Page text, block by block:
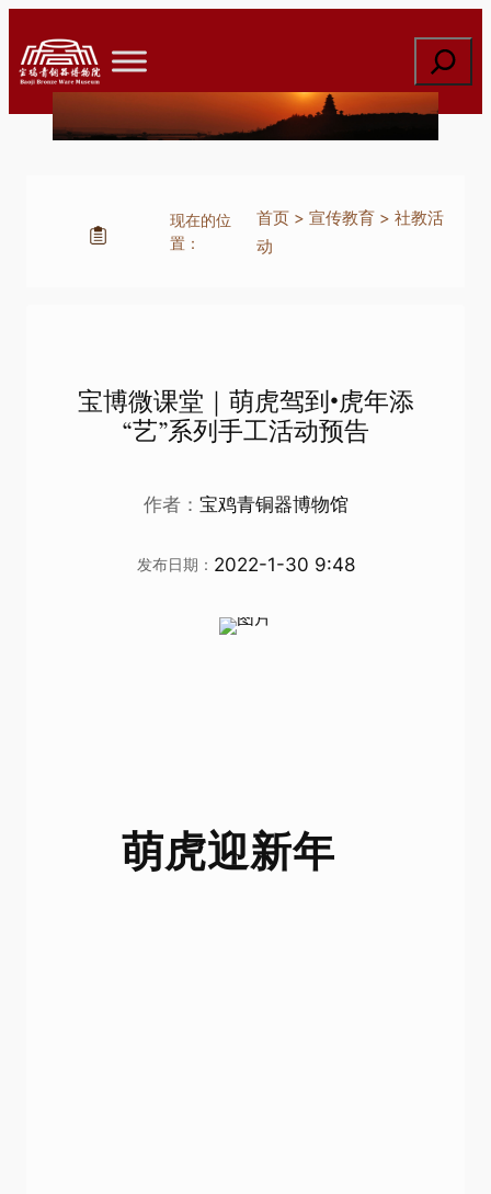
至
内
索
现在的位
置：
首页> 宣传教育> 社教活
动
宝博微课堂｜萌虎驾到•虎年添
“艺”系列手工活动预告
作者： 宝鸡青铜器博物馆
发布日期： 2022-1-30 9:48
萌虎迎新年